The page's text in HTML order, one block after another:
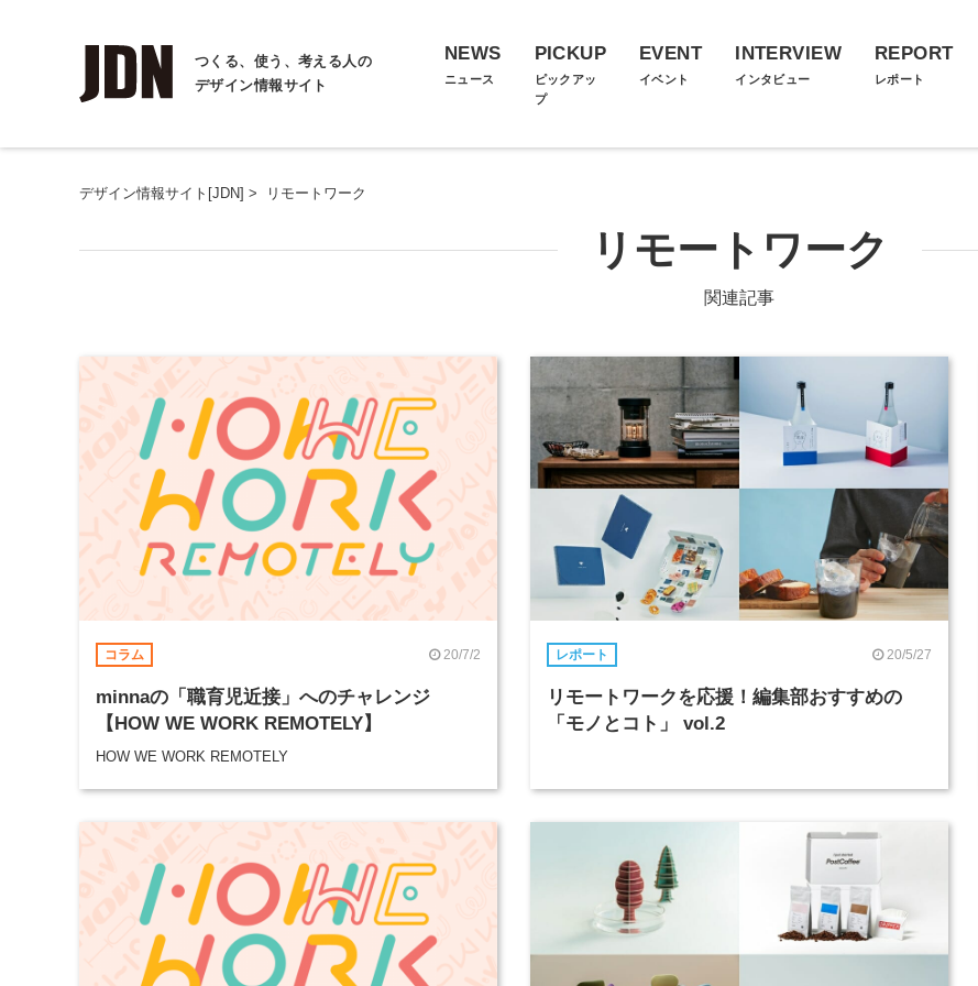
つくる、使う、考える人の
デザイン情報サイト
NEWS
ニュース
PICKUP
ピックアッ
プ
EVENT
イベント
INTERVIEW
インタビュー
REPORT
レポート
デザイン情報サイト[JDN] > リモートワーク
リモートワーク
関連記事
コラム 20/7/2
minnaの「職育児近接」へのチャレンジ
【HOW WE WORK REMOTELY】
HOW WE WORK REMOTELY
レポート 20/5/27
リモートワークを応援！編集部おすすめの
「モノとコト」 vol.2